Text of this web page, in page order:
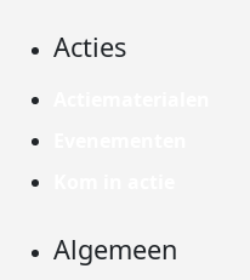
Acties
Algemeen